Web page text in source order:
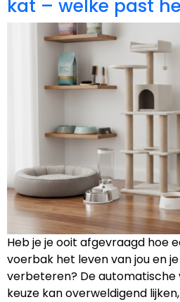
kat – welke past
Heb je je ooit afgevraagd hoe
voerbak het leven van jou en
verbeteren? De automatische
keuze kan overweldigend